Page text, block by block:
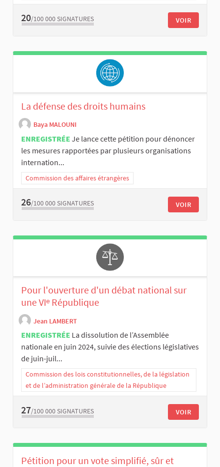
20/100 000 SIGNATURES VOIR
La défense des droits humains
Baya MALOUNI
ENREGISTRÉE Je lance cette pétition pour dénoncer
les mesures rapportées par plusieurs organisations
internation...
Commission des affaires étrangères
26/100 000 SIGNATURES VOIR
Pour l'ouverture d'un débat national sur
une VIᵉ République
Jean LAMBERT
ENREGISTRÉE La dissolution de l’Assemblée
nationale en juin 2024, suivie des élections législatives
de juin-juil...
Commission des lois constitutionnelles, de la législation
et de l’administration générale de la République
27/100 000 SIGNATURES VOIR
Pétition pour un vote simplifié, sûr et